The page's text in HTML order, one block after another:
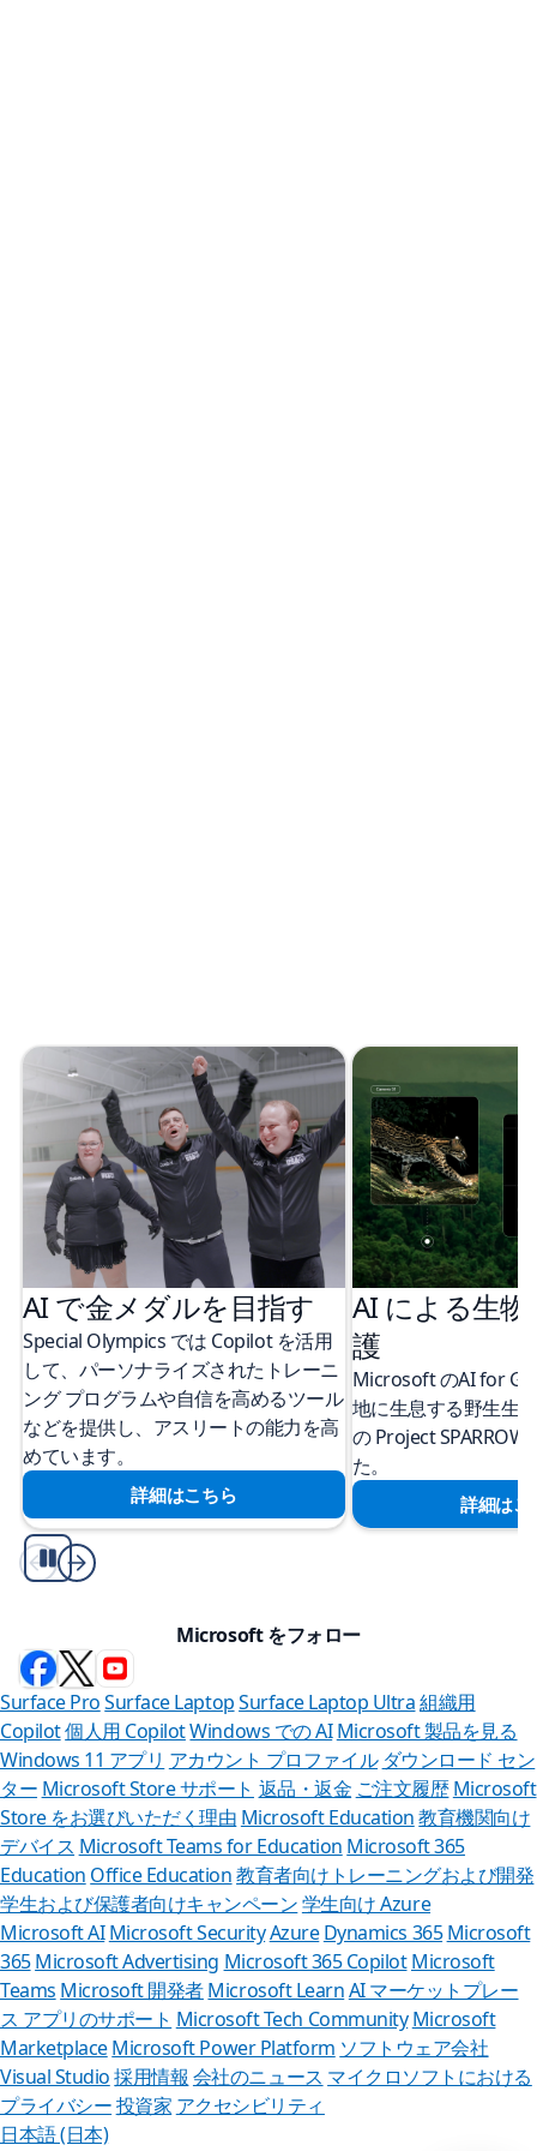
AI で金メダルを目指す
Special Olympics では Copilot を活用
して、パーソナライズされたトレーニ
ング プログラムや自信を高めるツール
などを提供し、アスリートの能力を高
めています。
詳細はこちら
AI による生
護
Microsoft のAI for
地に生息する野生生
の Project
た。
詳細はこ
再
生/
停
止
Microsoft をフォロー
Surface ProSurface LaptopSurface Laptop Ultra組織用
Copilot個人用 CopilotWindows での AI Microsoft 製品を見る
Windows 11 アプリ アカウント プロファイル ダウンロード セン
ター Microsoft Store サポート 返品・返金 ご注文履歴 Microsoft
Store をお選びいただく理由 Microsoft Education教育機関向け
デバイス Microsoft Teams for Education Microsoft 365
Education Office Education教育者向けトレーニングおよび開発
学生および保護者向けキャンペーン学生向け Azure
Microsoft AI Microsoft SecurityAzure Dynamics 365 Microsoft
365 Microsoft Advertising Microsoft 365 Copilot Microsoft
Teams Microsoft 開発者Microsoft LearnAI マーケットプレー
ス アプリのサポート Microsoft Tech Community Microsoft
MarketplaceMicrosoft Power Platform ソフトウェア会社
Visual Studio採用情報 会社のニュース マイクロソフトにおける
プライバシー投資家 アクセシビリティ
日本語 (日本)